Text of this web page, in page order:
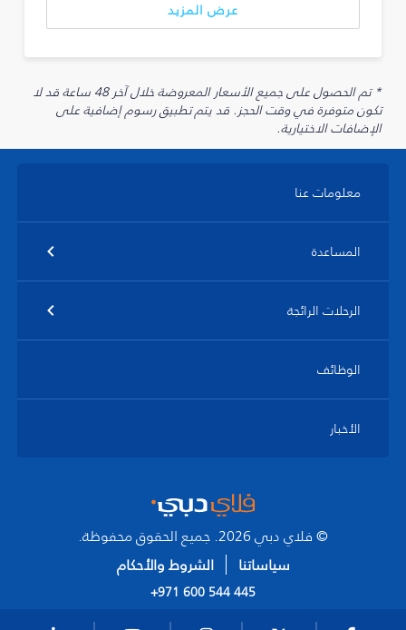
عرض المزيد
* تم الحصول على جميع الأسعار المعروضة خلال آخر 48 ساعة قد لا
تكون متوفرة في وقت الحجز. قد يتم تطبيق رسوم إضافية على
الإضافات الاختيارية.
معلومات عنا
المساعدة
الرحلات الرائجة
الوظائف
الأخبار
© فلاي دبي 2026. جميع الحقوق محفوظة.
سياساتنا
الشروط والأحكام
+971 600 544 445